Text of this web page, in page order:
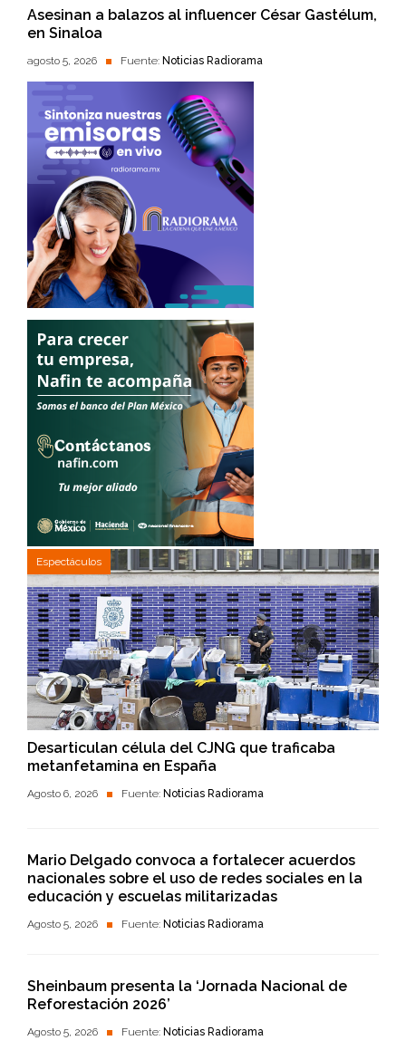
Asesinan a balazos al influencer César Gastélum,
en Sinaloa
agosto 5, 2026 Fuente: Noticias Radiorama
Espectáculos
Desarticulan célula del CJNG que traficaba
metanfetamina en España
Agosto 6, 2026 Fuente: Noticias Radiorama
Mario Delgado convoca a fortalecer acuerdos
nacionales sobre el uso de redes sociales en la
educación y escuelas militarizadas
Agosto 5, 2026 Fuente: Noticias Radiorama
Sheinbaum presenta la ‘Jornada Nacional de
Reforestación 2026’
Agosto 5, 2026 Fuente: Noticias Radiorama